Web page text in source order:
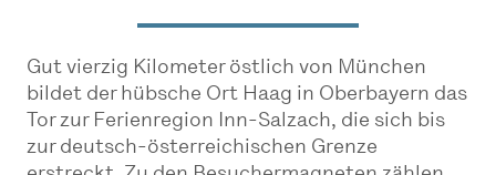
Gut vierzig Kilometer östlich von München
bildet der hübsche Ort Haag in Oberbayern das
Tor zur Ferienregion Inn-Salzach, die sich bis
zur deutsch-österreichischen Grenze